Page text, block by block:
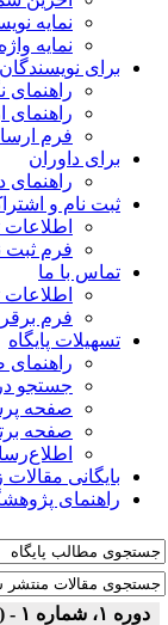
نمایه
نمایه واژه
برای نویسندگان
راهنمای
راهنمای
فرم ارسال
برای داوران
راهنمای
ثبت نام و اشتراک
اطلاعات
فرم ثبت
تماس با ما
اطلاعات
فرم
تسهیلات پایگاه
راهنمای
جستجو در
صفحه
صفحه
بایگانی مقالات
راهنمای
دوره ۱، شماره ۱ - ( بهار ۱۳۹۸ )